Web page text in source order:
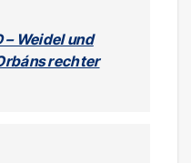
Weidel und
rechter